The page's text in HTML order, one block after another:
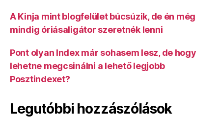
A Kinja mint blogfelület búcsúzik, de én még
mindig óriásaligátor szeretnék lenni
Pont olyan Index már sohasem lesz, de hogy
lehetne megcsinálni a lehető legjobb
Posztindexet?
Legutóbbi hozzászólások